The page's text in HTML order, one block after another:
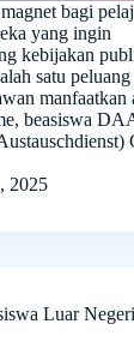
bagi
yang ingin
kebijakan
satu
manfaatkan
beasiswa
2025
Luar Negeri